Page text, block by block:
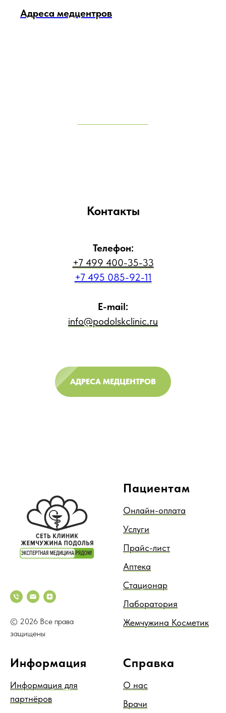
Адреса медцентров
Контакты
Телефон:
+7 499 400-35-33
+7 495 085-92-11
E-mail:
info@podolskclinic.ru
АДРЕСА МЕДЦЕНТРОВ
© 2026 Все права
защищены
Пациентам
Онлайн-оплата
Услуги
Прайс-лист
Аптека
Стационар
Лаборатория
Жемчужина Косметик
Информация
Информация для
партнёров
Справка
О нас
Врачи